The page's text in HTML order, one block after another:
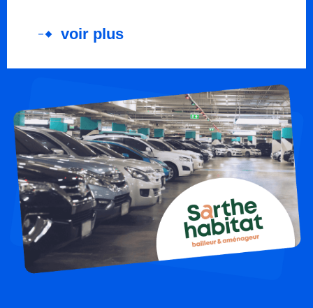
voir plus